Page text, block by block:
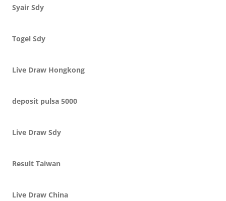
Syair Sdy
Togel Sdy
Live Draw Hongkong
deposit pulsa 5000
Live Draw Sdy
Result Taiwan
Live Draw China